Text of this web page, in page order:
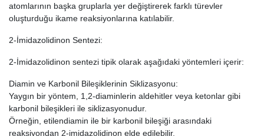
atomlarının başka gruplarla yer değiştirerek farklı türevler
oluşturduğu ikame reaksiyonlarına katılabilir.
2-İmidazolidinon Sentezi:
2-İmidazolidinon sentezi tipik olarak aşağıdaki yöntemleri içerir:
Diamin ve Karbonil Bileşiklerinin Siklizasyonu:
Yaygın bir yöntem, 1,2-diaminlerin aldehitler veya ketonlar gibi
karbonil bileşikleri ile siklizasyonudur.
Örneğin, etilendiamin ile bir karbonil bileşiği arasındaki
reaksiyondan 2-imidazolidinon elde edilebilir.